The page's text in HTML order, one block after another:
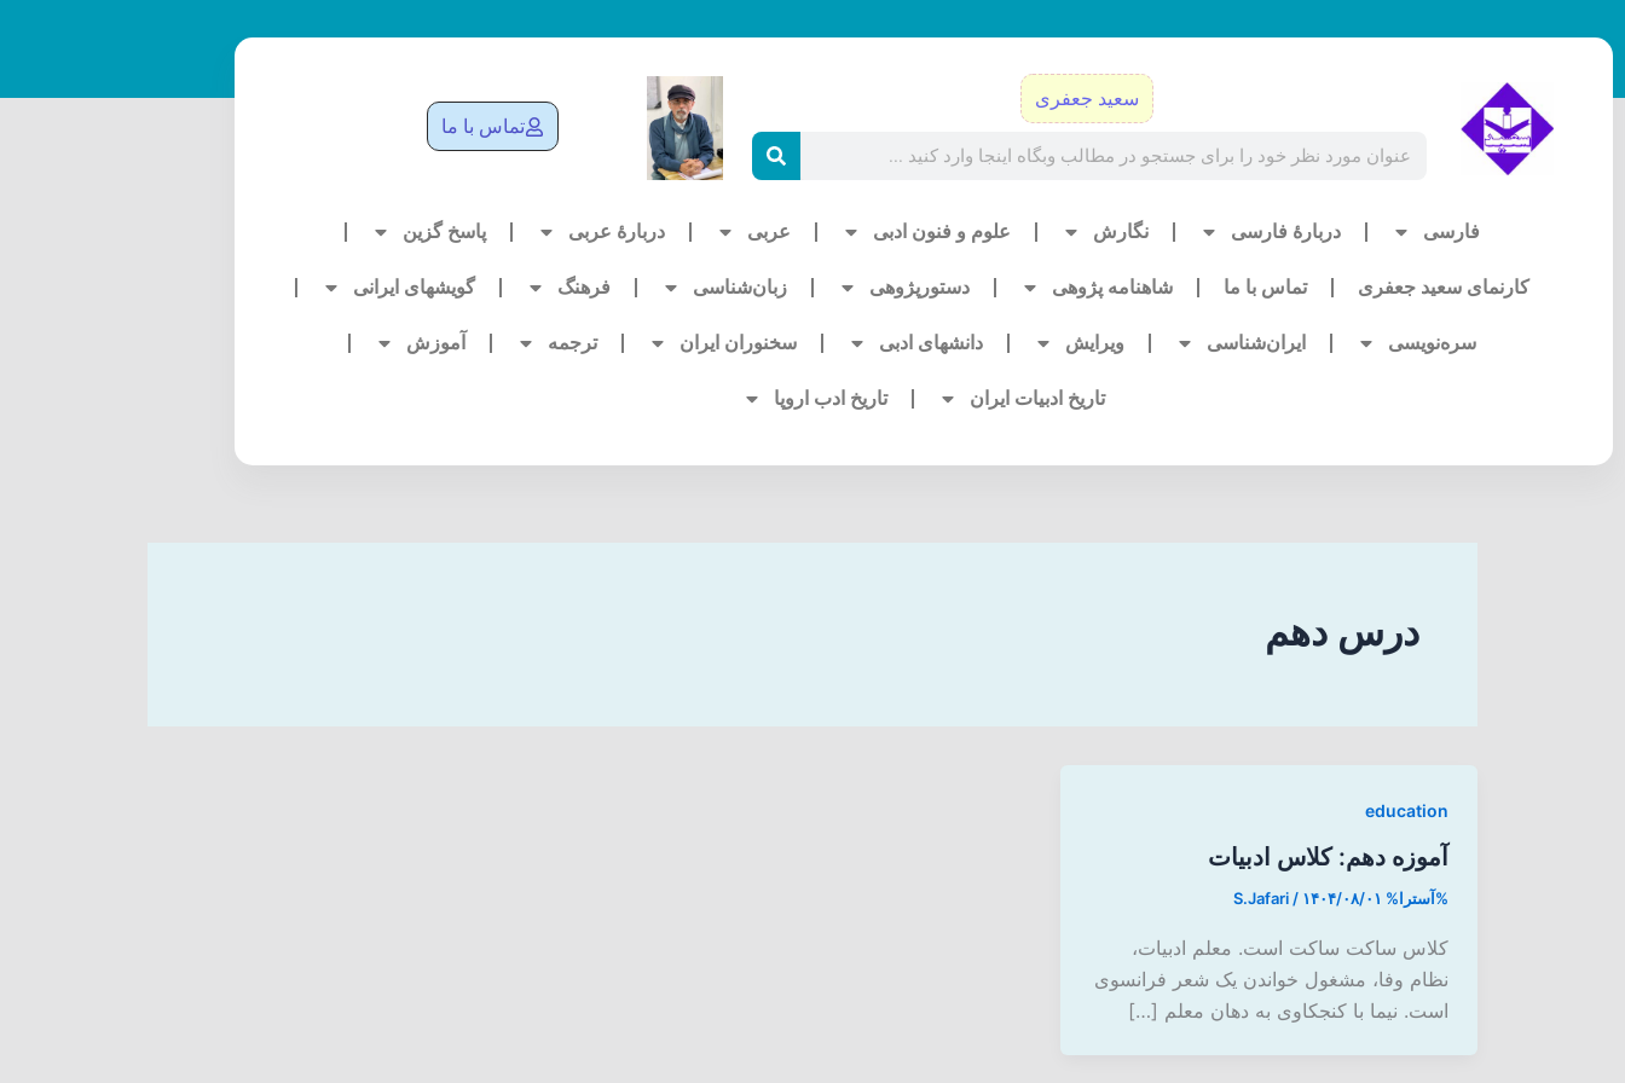
به
سعید جعفری
تماس با ما
فارسی دربارۀ فارسی نگارش علوم و فنون ادبی عربی دربارۀ عربی پاسخ گزین
کارنمای سعید جعفری تماس با ما شاهنامه پژوهی دستورپژوهی زبان‌شناسی فرهنگ گویشهای ایرانی
سره‌نویسی ایران‌شناسی ویرایش دانشهای ادبی سخنوران ایران ترجمه آموزش
تاریخ ادبیات ایران تاریخ ادب اروپا
درس دهم
education
آموزه دهم: کلاس ادبیات
%آسترا% S.Jafari / ۱۴۰۴/۰۸/۰۱
کلاس ساکت ساکت است. معلم ادبیات،
نظام وفا، مشغول خواندن یک شعر فرانسوی
است. نیما با کنجکاوی به دهان معلم […]